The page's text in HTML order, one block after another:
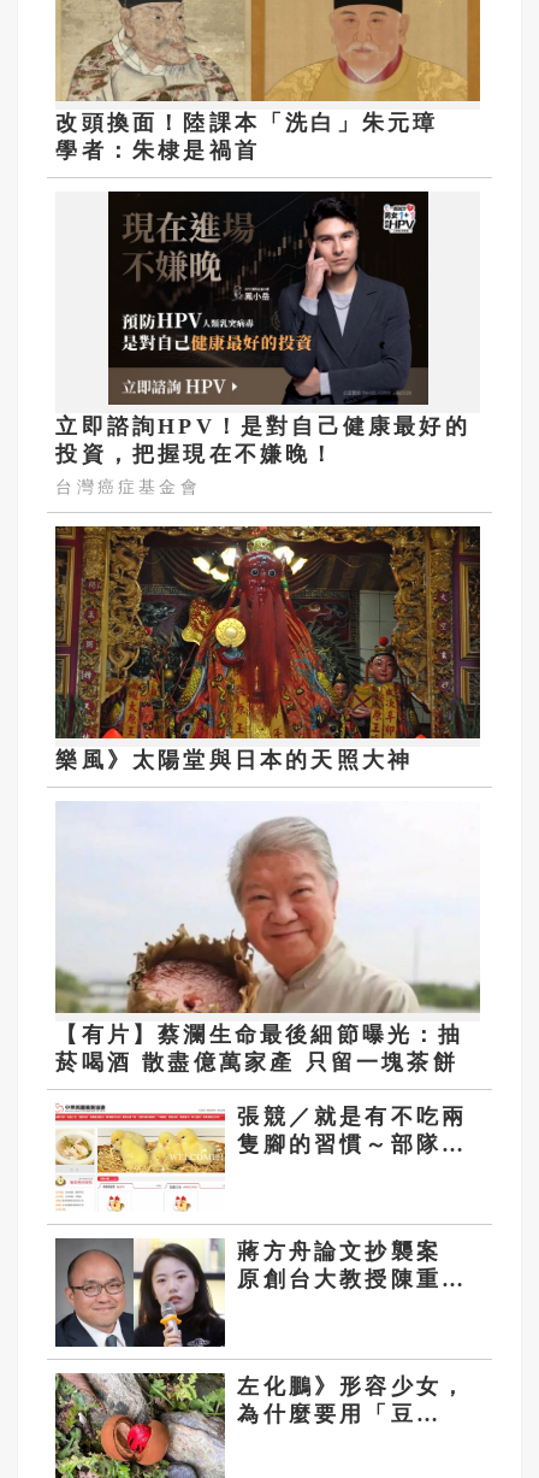
改頭換面！陸課本「洗白」朱元璋
學者：朱棣是禍首
立即諮詢HPV！是對自己健康最好的
投資，把握現在不嫌晚！
台灣癌症基金會
樂風》太陽堂與日本的天照大神
【有片】蔡瀾生命最後細節曝光：抽
菸喝酒 散盡億萬家產 只留一塊茶餅
張競／就是有不吃兩
隻腳的習慣～部隊五
蔣方舟論文抄襲案
原創台大教授陳重
左化鵬》形容少女，
為什麼要用「豆